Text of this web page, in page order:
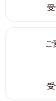
ご